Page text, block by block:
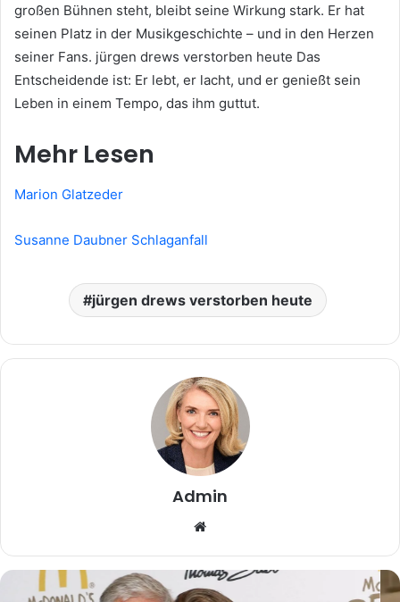
großen Bühnen steht, bleibt seine Wirkung stark. Er hat
seinen Platz in der Musikgeschichte – und in den Herzen
seiner Fans. jürgen drews verstorben heute Das
Entscheidende ist: Er lebt, er lacht, und er genießt sein
Leben in einem Tempo, das ihm guttut.
Mehr Lesen
Marion Glatzeder
Susanne Daubner Schlaganfall
jürgen drews verstorben heute
Admin